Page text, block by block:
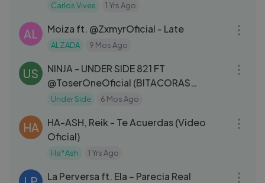
Carlos Vives 1 Yrs Ago
AL Moiza ft. ‪@ZxmyrOficial‬ - Late
ALZADA 9 Mos Ago
US
NINJA - UNDER SIDE 821 FT
@ToserOneOficial (BITACORAS
CALLEJERAS VOL. 3)
Under Side 6 Mos Ago
HA
HA-ASH, Reik - Te Acuerdas (Video
Oficial)
Ha*Ash 1 Yrs Ago
La Perversa ft. Ela – Parecia Real